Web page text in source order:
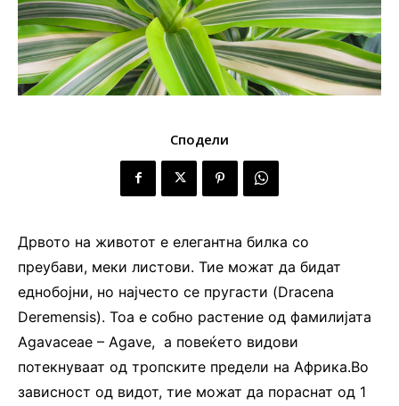
Сподели
Дрвото на животот е елегантна билка со
преубави, меки листови. Тие можат да бидат
еднобојни, но најчесто се пругасти (Dracena
Derеmensis). Тоа е собно растение од фамилијата
Agavaceae – Agave, а повеќето видови
потекнуваат од тропските предели на Африка.Во
зависност од видот, тие можат да пораснат од 1